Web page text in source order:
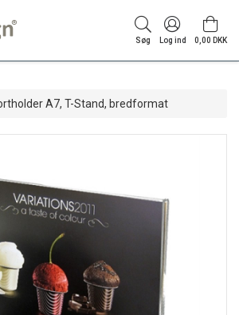
Søg Log ind 0,00 DKK
A7, T-Stand, bredformat